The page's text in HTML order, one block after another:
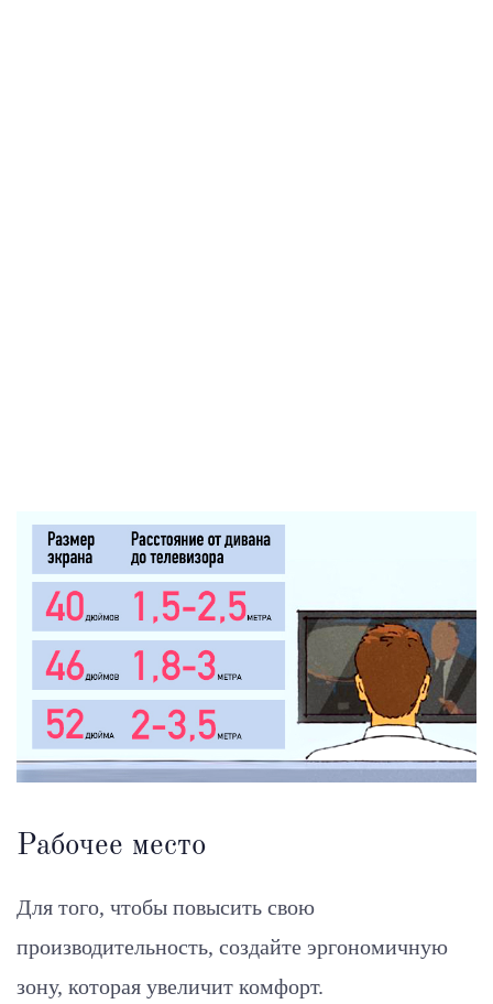
Рабочее место
Для того, чтобы повысить свою
производительность, создайте эргономичную
зону, которая увеличит комфорт.